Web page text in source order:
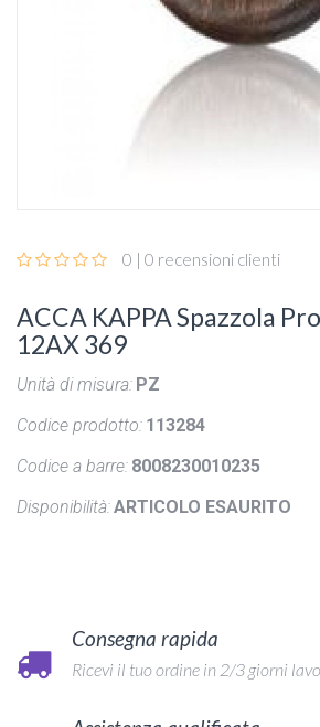
0 | 0 recensioni clienti
ACCA KAPPA Spazzola
12AX 369
Unità di misura: PZ
Codice prodotto: 113284
Codice a barre: 8008230010235
Disponibilità:ARTICOLO ESAURITO
Consegna rapida
Ricevi il tuo ordine in 2/3 giorni